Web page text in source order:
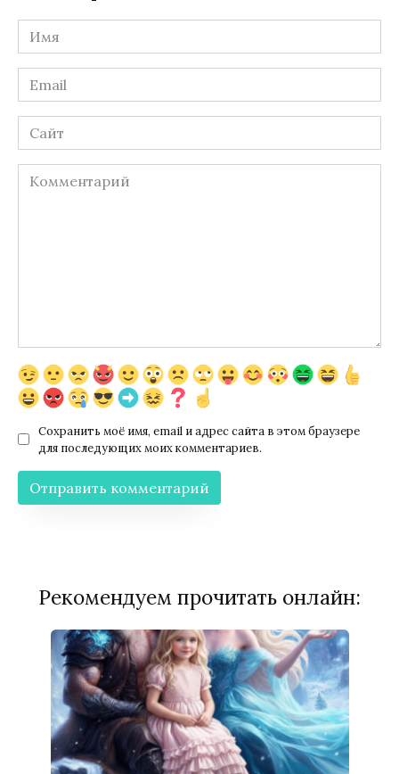
Имя
*
Email
*
Сайт
Комментарий
Сохранить моё имя, email и адрес сайта в этом браузере
для последующих моих комментариев.
Рекомендуем прочитать онлайн: